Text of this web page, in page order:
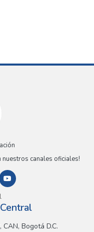
nuestros canales oficiales!
Bogotá D.C.